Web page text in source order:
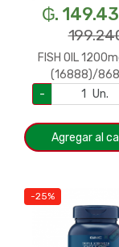
₲.
FISH OIL
(16888)/
SUNDOWN
- Un.
Agregar al
-25%